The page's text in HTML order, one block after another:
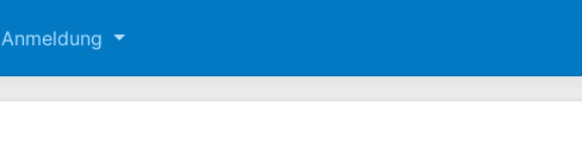
Anmeldung